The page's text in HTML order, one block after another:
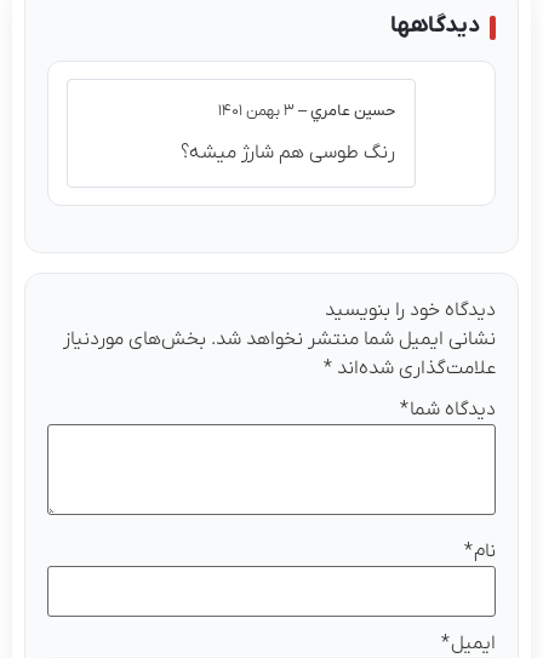
دیدگاهها
حسين عامري–۳ بهمن ۱۴۰۱
رنگ طوسی هم شارژ میشه؟
خود را بنویسید
ایمیل شما منتشر نخواهد شد. بخش‌های موردنیاز
شده‌اند*
شما*